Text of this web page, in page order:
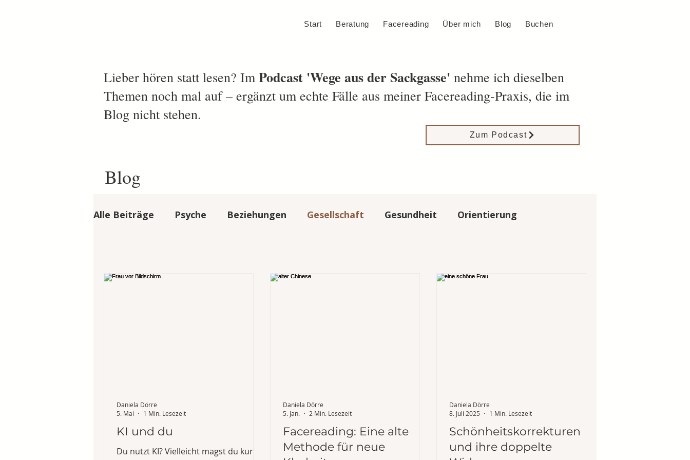
Start Beratung Facereading Über mich Blog Buchen
Lieber hören statt lesen? Im Podcast 'Wege aus der Sackgasse' nehme ich dieselben
Themen noch mal auf – ergänzt um echte Fälle aus meiner Facereading-Praxis, die im
Blog nicht stehen.
Zum Podcast
Blog
Alle Beiträge Psyche Beziehungen Gesellschaft Gesundheit Orientierung
KI und du
Du nutzt KI? Vielleicht magst du kurz
Daniela Dörre
5. Mai
1 Min. Lesezeit
Facereading: Eine alte
Methode für neue
Daniela Dörre
5. Jan.
2 Min. Lesezeit
Schönheitskorrekturen
und ihre doppelte
Daniela Dörre
8. Juli 2025
1 Min. Lesezeit